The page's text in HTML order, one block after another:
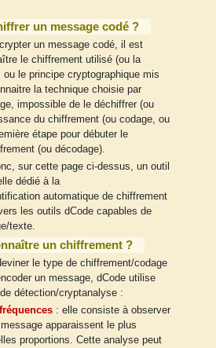
un message codé ?
un message codé, il est
le chiffrement utilisé (ou la
le principe cryptographique mis
la technique choisie par
impossible de le déchiffrer (ou
du chiffrement (ou codage, ou
étape pour débuter le
(ou décodage).
sur cette page ci-dessus, un outil
dédié à la
automatique de chiffrement
les outils dCode capables de
texte.
un chiffrement ?
le type de chiffrement/codage
un message, dCode utilise
détection/cryptanalyse :
: elle consiste à observer
apparaissent le plus
proportions. Cette analyse peut